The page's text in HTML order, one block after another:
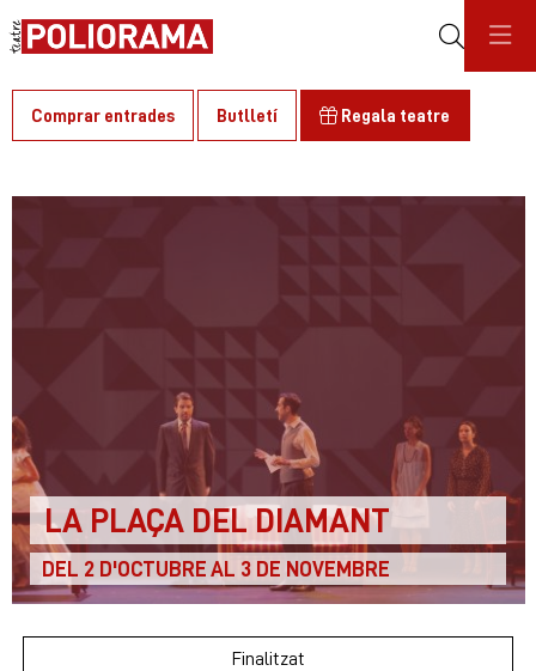
Comprar entrades Butlletí Regala teatre
LA PLAÇA DEL DIAMANT
DEL 2 D'OCTUBRE AL 3 DE NOVEMBRE
Finalitzat